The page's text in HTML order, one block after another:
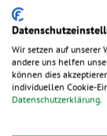
Wir setzen auf unserer
andere uns helfen
können dies
individuellen Cookie-
Datenschutzerklärung.